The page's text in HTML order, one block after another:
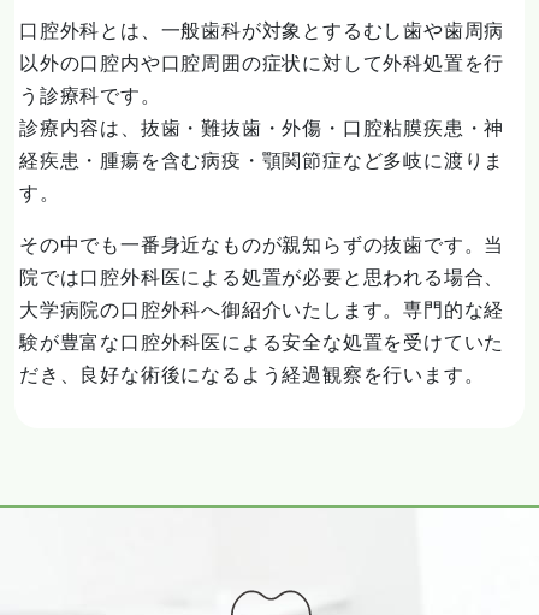
口腔外科とは、一般歯科が対象とするむし歯や歯周病
以外の口腔内や口腔周囲の症状に対して外科処置を行
う診療科です。
診療内容は、抜歯・難抜歯・外傷・口腔粘膜疾患・神
経疾患・腫瘍を含む病疫・顎関節症など多岐に渡りま
す。
その中でも一番身近なものが親知らずの抜歯です。当
院では口腔外科医による処置が必要と思われる場合、
大学病院の口腔外科へ御紹介いたします。専門的な経
験が豊富な口腔外科医による安全な処置を受けていた
だき、良好な術後になるよう経過観察を行います。